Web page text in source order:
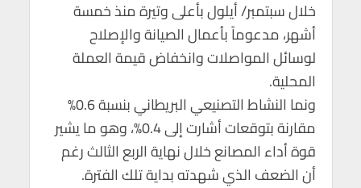
b
o
o
k
er
s
A
p
p
dI
n
a
m
e
خلال سبتمبر/ أيلول بأعلى وتيرة منذ خمسة
أشهر، مدعوماً بأعمال الصيانة والإصلاح
لوسائل المواصلات وانخفاض قيمة العملة
المحلية.
ونما النشاط التصنيعي البريطاني بنسبة 0.6%
مقارنة بتوقعات أشارت إلى 0.4%، وهو ما يشير
قوة أداء المصانع خلال نهاية الربع الثالث رغم
أن الضعف الذي شهدته بداية تلك الفترة.